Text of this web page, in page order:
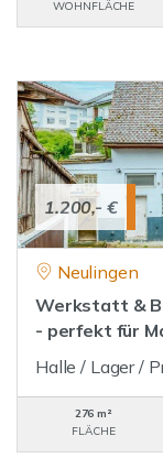
WOHNFLÄCHE
1.200,- €
Neulingen
Werkstatt &
- perfekt für
Halle / Lager /
276 m²
FLÄCHE